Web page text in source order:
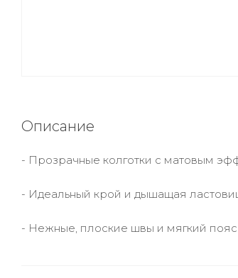
Описание
- Прозрачные колготки с матовым
- Идеальный крой и дышащая
- Нежные, плоские швы и мягкий пояс